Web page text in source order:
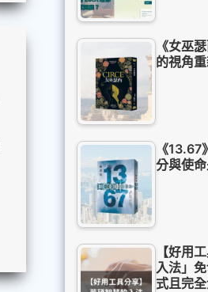
《女巫
的視角
《13.67
分與使
【好用
入法」
式且完